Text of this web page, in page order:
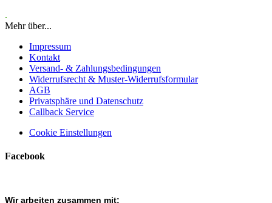
.
Mehr über...
Impressum
Kontakt
Versand- & Zahlungsbedingungen
Widerrufsrecht & Muster-Widerrufsformular
AGB
Privatsphäre und Datenschutz
Callback Service
Cookie Einstellungen
Facebook
Wir arbeiten zusammen mit: